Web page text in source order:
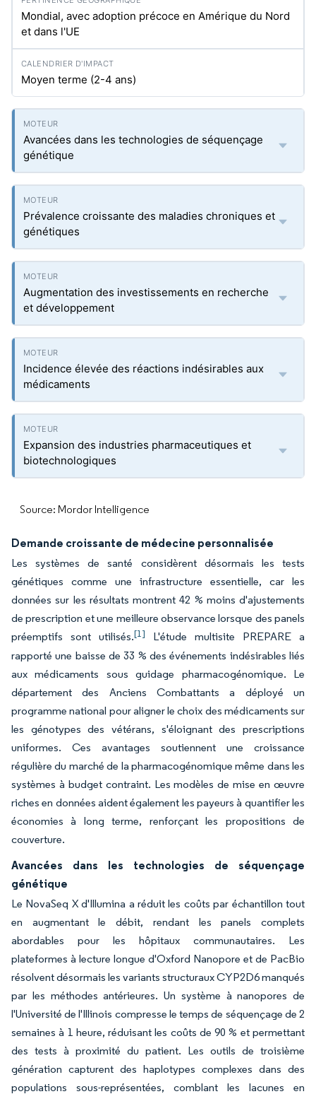
Mondial, avec adoption précoce en Amérique du Nord
et dans l'UE
Moyen terme (2-4 ans)
Avancées dans les technologies de séquençage
génétique
Prévalence croissante des maladies chroniques et
génétiques
Augmentation des investissements en recherche
et développement
Incidence élevée des réactions indésirables aux
médicaments
Expansion des industries pharmaceutiques et
biotechnologiques
Source: Mordor Intelligence
Demande croissante de médecine personnalisée
Les systèmes de santé considèrent désormais les tests
génétiques comme une infrastructure essentielle, car les
données sur les résultats montrent 42 % moins d'ajustements
de prescription et une meilleure observance lorsque des panels
préemptifs sont utilisés.[1]
L'étude multisite PREPARE a
rapporté une baisse de 33 % des événements indésirables liés
aux médicaments sous guidage pharmacogénomique. Le
département des Anciens Combattants a déployé un
programme national pour aligner le choix des médicaments sur
les génotypes des vétérans, s'éloignant des prescriptions
uniformes. Ces avantages soutiennent une croissance
régulière du marché de la pharmacogénomique même dans les
systèmes à budget contraint. Les modèles de mise en œuvre
riches en données aident également les payeurs à quantifier les
économies à long terme, renforçant les propositions de
couverture.
Avancées dans les technologies de séquençage
génétique
Le NovaSeq X d'Illumina a réduit les coûts par échantillon tout
en augmentant le débit, rendant les panels complets
abordables pour les hôpitaux communautaires. Les
plateformes à lecture longue d'Oxford Nanopore et de PacBio
résolvent désormais les variants structuraux CYP2D6 manqués
par les méthodes antérieures. Un système à nanopores de
l'Université de l'Illinois compresse le temps de séquençage de 2
semaines à 1 heure, réduisant les coûts de 90 % et permettant
des tests à proximité du patient. Les outils de troisième
génération capturent des haplotypes complexes dans des
populations sous-représentées, comblant les lacunes en